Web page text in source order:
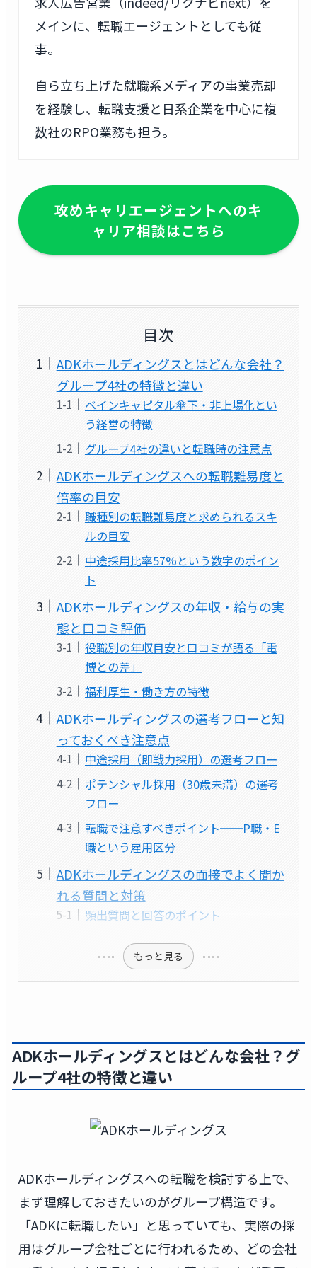
メインに、転職エージェントとしても従
事。
自ら立ち上げた就職系メディアの事業売却
を経験し、転職支援と日系企業を中心に複
数社のRPO業務も担う。
攻めキャリエージェントへのキ
ャリア相談はこちら
目次
ADKホールディングスとはどんな会社？
グループ4社の特徴と違い
ベインキャピタル傘下・非上場化とい
う経営の特徴
グループ4社の違いと転職時の注意点
ADKホールディングスへの転職難易度と
倍率の目安
職種別の転職難易度と求められるスキ
ルの目安
中途採用比率57%という数字のポイン
ト
ADKホールディングスの年収・給与の実
態と口コミ評価
役職別の年収目安と口コミが語る「電
博との差」
福利厚生・働き方の特徴
ADKホールディングスの選考フローと知
っておくべき注意点
中途採用（即戦力採用）の選考フロー
ポテンシャル採用（30歳未満）の選考
フロー
転職で注意すべきポイント──P職・E
職という雇用区分
ADKホールディングスの面接でよく聞か
れる質問と対策
頻出質問と回答のポイント
もっと見る
ADKホールディングスとはどんな会社？グ
ループ4社の特徴と違い
ADKホールディングスへの転職を検討する上で、
まず理解しておきたいのがグループ構造です。
「ADKに転職したい」と思っていても、実際の採
用はグループ会社ごとに行われるため、どの会社